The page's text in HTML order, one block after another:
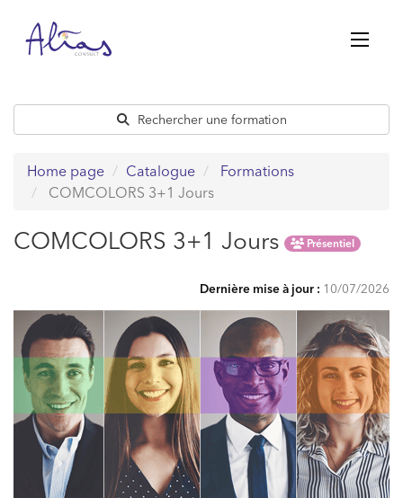
contenu
Rechercher une formation
Home page Catalogue
Formations
COMCOLORS 3+1 Jours
COMCOLORS 3+1 Jours Présentiel
Dernière mise à jour : 10/07/2026